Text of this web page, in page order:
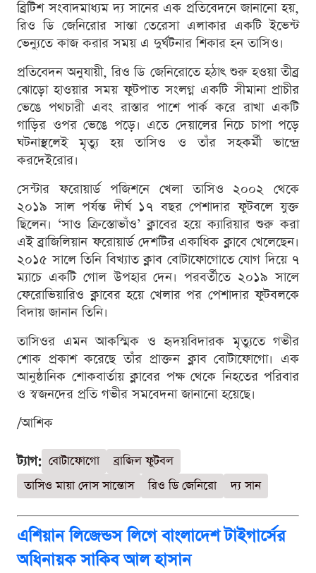
ব্রিটিশ সংবাদমাধ্যম দ্য সানের এক প্রতিবেদনে জানানো হয়,
রিও ডি জেনিরোর সান্তা তেরেসা এলাকার একটি ইভেন্ট
ভেন্যুতে কাজ করার সময় এ দুর্ঘটনার শিকার হন তাসিও।
প্রতিবেদন অনুযায়ী, রিও ডি জেনিরোতে হঠাৎ শুরু হওয়া তীব্র
ঝোড়ো হাওয়ার সময় ফুটপাত সংলগ্ন একটি সীমানা প্রাচীর
ভেঙে পথচারী এবং রাস্তার পাশে পার্ক করে রাখা একটি
গাড়ির ওপর ভেঙে পড়ে। এতে দেয়ালের নিচে চাপা পড়ে
ঘটনাস্থলেই মৃত্যু হয় তাসিও ও তাঁর সহকর্মী ভান্দ্রে
করদেইরোর।
সেন্টার ফরোয়ার্ড পজিশনে খেলা তাসিও ২০০২ থেকে
২০১৯ সাল পর্যন্ত দীর্ঘ ১৭ বছর পেশাদার ফুটবলে যুক্ত
ছিলেন। ‘সাও ক্রিস্তোভাঁও’ ক্লাবের হয়ে ক্যারিয়ার শুরু করা
এই ব্রাজিলিয়ান ফরোয়ার্ড দেশটির একাধিক ক্লাবে খেলেছেন।
২০১৫ সালে তিনি বিখ্যাত ক্লাব বোটাফোগোতে যোগ দিয়ে ৭
ম্যাচে একটি গোল উপহার দেন। পরবর্তীতে ২০১৯ সালে
ফেরোভিয়ারিও ক্লাবের হয়ে খেলার পর পেশাদার ফুটবলকে
বিদায় জানান তিনি।
তাসিওর এমন আকস্মিক ও হৃদয়বিদারক মৃত্যুতে গভীর
শোক প্রকাশ করেছে তাঁর প্রাক্তন ক্লাব বোটাফোগো। এক
আনুষ্ঠানিক শোকবার্তায় ক্লাবের পক্ষ থেকে নিহতের পরিবার
ও স্বজনদের প্রতি গভীর সমবেদনা জানানো হয়েছে।
/আশিক
ট্যাগ: বোটাফোগো
ব্রাজিল ফুটবল
তাসিও মায়া দোস সান্তোস
রিও ডি জেনিরো দ্য সান
এশিয়ান লিজেন্ডস লিগে বাংলাদেশ টাইগার্সের
অধিনায়ক সাকিব আল হাসান